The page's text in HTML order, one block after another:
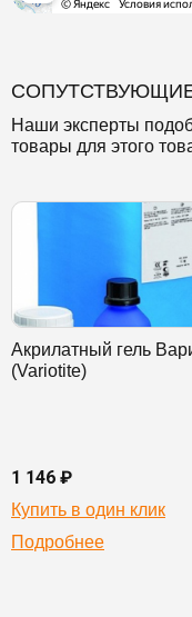
Наши эксперты
товары для этого
Акрилатный гель
(Variotite)
1 146 ₽
Купить в один клик
Подробнее